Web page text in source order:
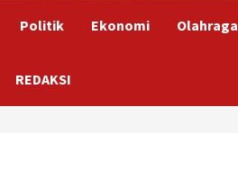
Politik Ekonomi Olahraga
REDAKSI